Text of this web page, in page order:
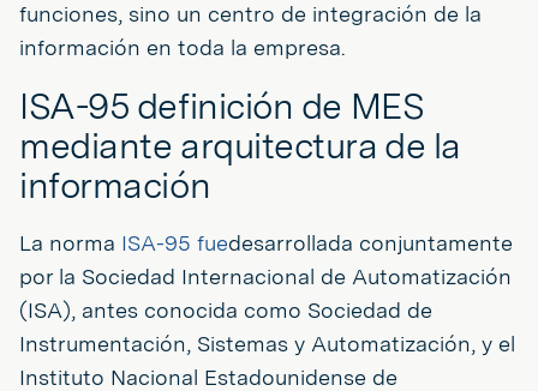
funciones, sino un centro de integración de la
información en toda la empresa.
ISA-95 definición de MES
mediante arquitectura de la
información
La norma ISA-95 fuedesarrollada conjuntamente
por la Sociedad Internacional de Automatización
(ISA), antes conocida como Sociedad de
Instrumentación, Sistemas y Automatización, y el
Instituto Nacional Estadounidense de